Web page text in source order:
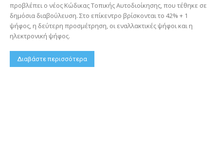
προβλέπει ο νέος Κώδικας Τοπικής Αυτοδιοίκησης, που τέθηκε σε
δημόσια διαβούλευση. Στο επίκεντρο βρίσκονται το 42% + 1
ψήφος, η δεύτερη προσμέτρηση, οι εναλλακτικές ψήφοι και η
ηλεκτρονική ψήφος.
Διαβάστε περισσότερα